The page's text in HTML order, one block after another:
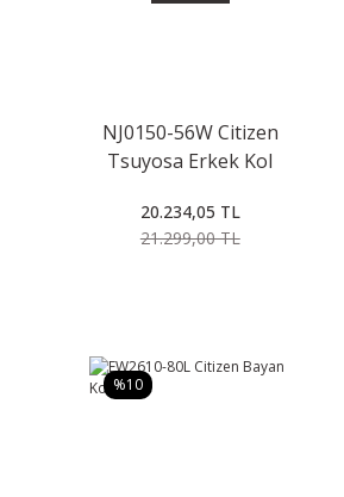
NJ0150-56W Citizen
Tsuyosa Erkek Kol
20.234,05 TL
21.299,00 TL
%10